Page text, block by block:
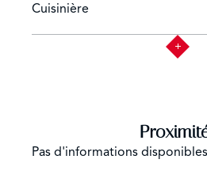
Cuisinière
Pas d'informations disponibles